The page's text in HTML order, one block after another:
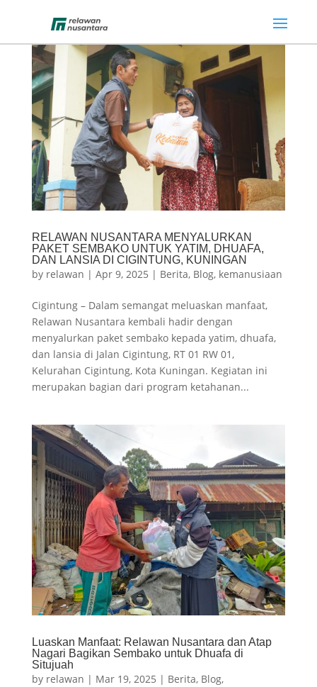
RELAWAN NUSANTARA MENYALURKAN
PAKET SEMBAKO UNTUK YATIM, DHUAFA,
DAN LANSIA DI CIGINTUNG, KUNINGAN
by relawan | Apr 9, 2025 | Berita, Blog, kemanusiaan
Cigintung – Dalam semangat meluaskan manfaat,
Relawan Nusantara kembali hadir dengan
menyalurkan paket sembako kepada yatim, dhuafa,
dan lansia di Jalan Cigintung, RT 01 RW 01,
Kelurahan Cigintung, Kota Kuningan. Kegiatan ini
merupakan bagian dari program ketahanan...
Luaskan Manfaat: Relawan Nusantara dan Atap
Nagari Bagikan Sembako untuk Dhuafa di
Situjuah
by relawan | Mar 19, 2025 | Berita, Blog,